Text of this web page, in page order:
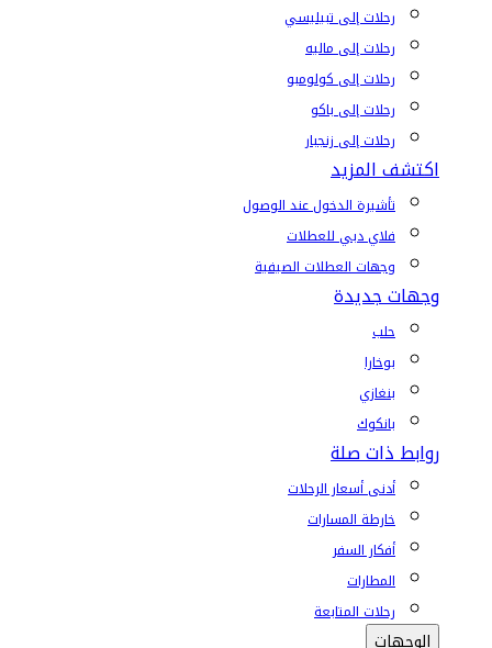
رحلات إلى تبيليسي
رحلات إلى ماليه
رحلات إلى كولومبو
رحلات إلى باكو
رحلات إلى زنجبار
اكتشف المزيد
تأشيرة الدخول عند الوصول
فلاي دبي للعطلات
وجهات العطلات الصيفية
وجهات جديدة
حلب
بوخارا
بنغازي
بانكوك
روابط ذات صلة
أدنى أسعار الرحلات
خارطة المسارات
أفكار السفر
المطارات
رحلات المتابعة
الوجهات